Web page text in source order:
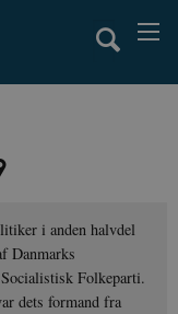
i anden halvdel
Danmarks
Folkeparti.
dets formand fra